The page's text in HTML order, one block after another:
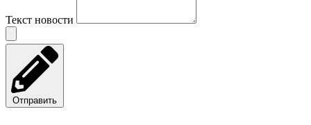
Текст новости
Отправить